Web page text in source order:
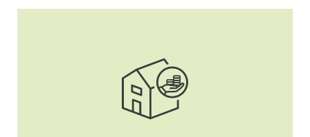
Von staatlichen Förderprogrammen bis hin zu
individuellen Finanzierungslösungen - wir
stehen an Ihrer Seite, um die perfekte